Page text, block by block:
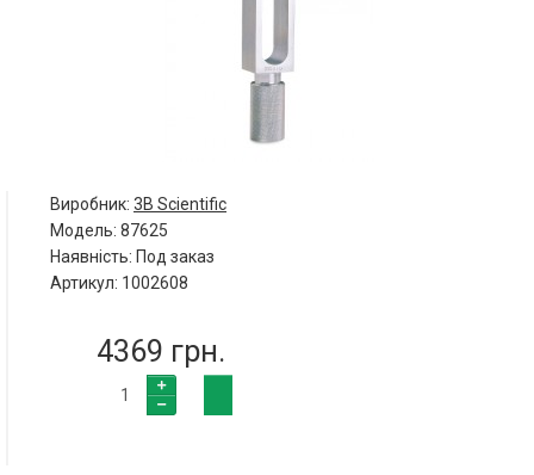
Виробник: 3B Scientific
Модель: 87625
Наявність: Под заказ
Артикул: 1002608
4369 грн.